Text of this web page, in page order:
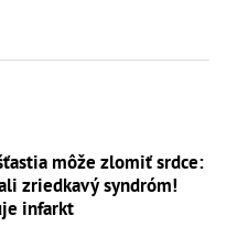
môže zlomiť srdce:
zriedkavý syndróm!
infarkt